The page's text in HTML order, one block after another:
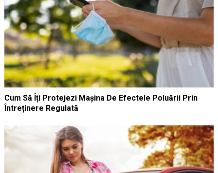
Cum Să Îți Protejezi Mașina De Efectele Poluării Prin
Întreținere Regulată